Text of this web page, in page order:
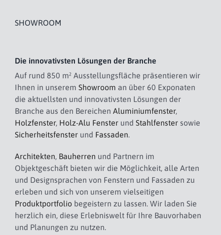
SHOWROOM
Die innovativsten Lösungen der Branche
Auf rund 850 m² Ausstellungsfläche präsentieren wir
Ihnen in unserem Showroom an über 60 Exponaten
die aktuellsten und innovativsten Lösungen der
Branche aus den Bereichen Aluminiumfenster,
Holzfenster, Holz-Alu Fensterund Stahlfenstersowie
Sicherheitsfensterund Fassaden.
Architekten, Bauherren und Partnern im
Objektgeschäft bieten wir die Möglichkeit, alle Arten
und Designsprachen von Fenstern und Fassaden zu
erleben und sich von unserem vielseitigen
Produktportfoliobegeistern zu lassen. Wir laden Sie
herzlich ein, diese Erlebniswelt für Ihre Bauvorhaben
und Planungen zu nutzen.